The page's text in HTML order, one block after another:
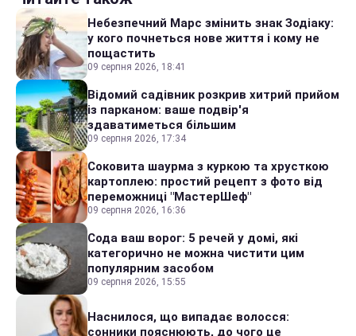
Небезпечний Марс змінить знак Зодіаку:
у кого почнеться нове життя і кому не
пощастить
09 серпня 2026, 18:41
Відомий садівник розкрив хитрий прийом
із парканом: ваше подвір'я
здаватиметься більшим
09 серпня 2026, 17:34
Соковита шаурма з куркою та хрусткою
картоплею: простий рецепт з фото від
переможниці "МастерШеф"
09 серпня 2026, 16:36
Сода ваш ворог: 5 речей у домі, які
категорично не можна чистити цим
популярним засобом
09 серпня 2026, 15:55
Наснилося, що випадає волосся:
сонники пояснюють, до чого це